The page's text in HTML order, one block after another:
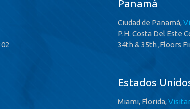
Panamá
Ciudad de Panamá,
P.H. Costa Del Este
34th & 35th ,Floors
Estados
Miami, Florida,